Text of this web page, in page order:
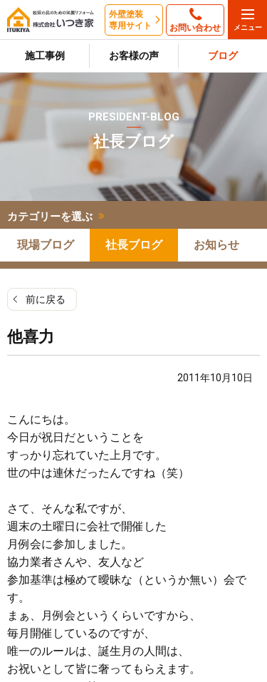
外壁塗装
専用サイト
お問い合わせ
施工事例 お客様の声 ブログ
PRESIDENT-BLOG
社長ブログ
カテゴリーを選ぶ
現場ブログ 社長ブログ お知らせ
前に戻る
他喜力
2011年10月10日
こんにちは。
今日が祝日だということを
すっかり忘れていた上月です。
世の中は連休だったんですね（笑）
さて、そんな私ですが、
週末の土曜日に会社で開催した
月例会に参加しました。
協力業者さんや、友人など
参加基準は極めて曖昧な（というか無い）会で
す。
まぁ、月例会というくらいですから、
毎月開催しているのですが、
唯一のルールは、誕生月の人間は、
お祝いとして皆に奢ってもらえます。